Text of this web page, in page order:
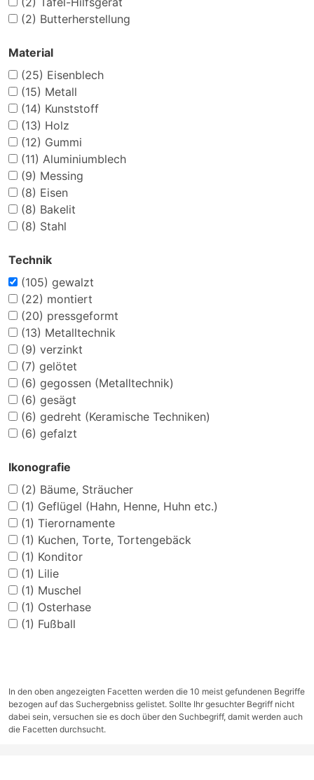
(2) Butterherstellung
Material
(25) Eisenblech
(15) Metall
(14) Kunststoff
(13) Holz
(12) Gummi
(11) Aluminiumblech
(9) Messing
(8) Eisen
(8) Bakelit
(8) Stahl
Technik
(105) gewalzt
(22) montiert
(20) pressgeformt
(13) Metalltechnik
(9) verzinkt
(7) gelötet
(6) gegossen (Metalltechnik)
(6) gesägt
(6) gedreht (Keramische Techniken)
(6) gefalzt
Ikonografie
(2) Bäume, Sträucher
(1) Geflügel (Hahn, Henne, Huhn etc.)
(1) Tierornamente
(1) Kuchen, Torte, Tortengebäck
(1) Konditor
(1) Lilie
(1) Muschel
(1) Osterhase
(1) Fußball
In den oben angezeigten Facetten werden die 10 meist gefundenen Begriffe
bezogen auf das Suchergebniss gelistet. Sollte Ihr gesuchter Begriff nicht
dabei sein, versuchen sie es doch über den Suchbegriff, damit werden auch
die Facetten durchsucht.